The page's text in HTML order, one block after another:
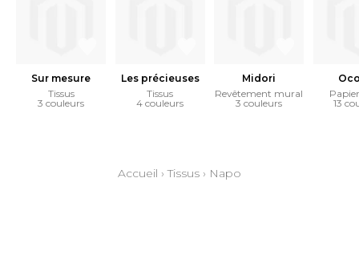
Sur mesure
Tissus
3 couleurs
Les précieuses
Tissus
4 couleurs
Midori
Revêtement mural
3 couleurs
13
Accueil ›Tissus › Napo